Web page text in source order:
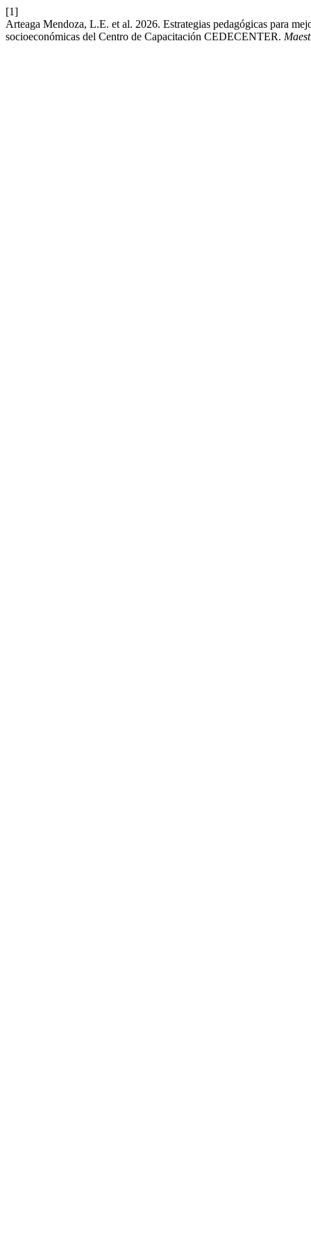
[1]
Arteaga Mendoza, L.E. et al. 2026. Estrategias pedagógicas para
socioeconómicas del Centro de Capacitación CEDECENTER.